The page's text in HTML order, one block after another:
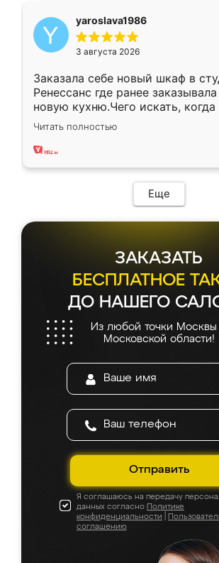
yaroslava1986
3 августа 2026
Заказала себе новый шкаф в
Ренессанс где ранее
новую кухню.Чего искать,
вполне довольна. Служит кухня
два года, нареканий нет.
Читать полностью
Еще
ЗАКАЗАТЬ
БЕСПЛАТНОЕ
ДО НАШЕГО
Из любой точки Москвы
Московской области!
Отправить
Я соглашаюсь на передачу
данных согласно Политике
конфиденциальности
соглашению